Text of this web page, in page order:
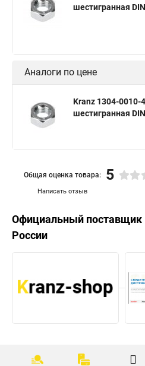
шестигранная
Аналоги по цене
Kranz 1304-0010-
шестигранная
Написать отзыв
Общая оценка товара: 5
Официальный поставщик
России